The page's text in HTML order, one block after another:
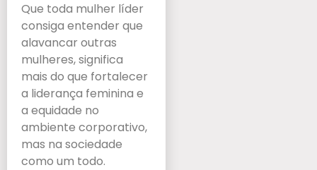
Que toda mulher líder
consiga entender que
alavancar outras
mulheres, significa
mais do que fortalecer
a liderança feminina e
a equidade no
ambiente corporativo,
mas na sociedade
como um todo.